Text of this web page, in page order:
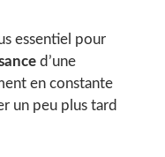
essentiel pour
d’une
en constante
un peu plus tard